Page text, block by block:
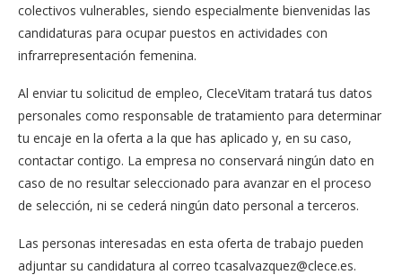
colectivos vulnerables, siendo especialmente bienvenidas las
candidaturas para ocupar puestos en actividades con
infrarrepresentación femenina.
Al enviar tu solicitud de empleo, CleceVitam tratará tus datos
personales como responsable de tratamiento para determinar
tu encaje en la oferta a la que has aplicado y, en su caso,
contactar contigo. La empresa no conservará ningún dato en
caso de no resultar seleccionado para avanzar en el proceso
de selección, ni se cederá ningún dato personal a terceros.
Las personas interesadas en esta oferta de trabajo pueden
adjuntar su candidatura al correotcasalvazquez@clece.es.